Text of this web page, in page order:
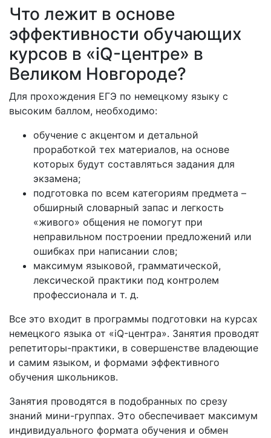
Что лежит в основе
эффективности обучающих
курсов в «iQ-центре» в
Великом Новгороде?
Для прохождения ЕГЭ по немецкому языку с
высоким баллом, необходимо:
обучение с акцентом и детальной
проработкой тех материалов, на основе
которых будут составляться задания для
экзамена;
подготовка по всем категориям предмета –
обширный словарный запас и легкость
«живого» общения не помогут при
неправильном построении предложений или
ошибках при написании слов;
максимум языковой, грамматической,
лексической практики под контролем
профессионала и т. д.
Все это входит в программы подготовки на курсах
немецкого языка от «iQ-центра». Занятия проводят
репетиторы-практики, в совершенстве владеющие
и самим языком, и формами эффективного
обучения школьников.
Занятия проводятся в подобранных по срезу
знаний мини-группах. Это обеспечивает максимум
индивидуального формата обучения и обмен